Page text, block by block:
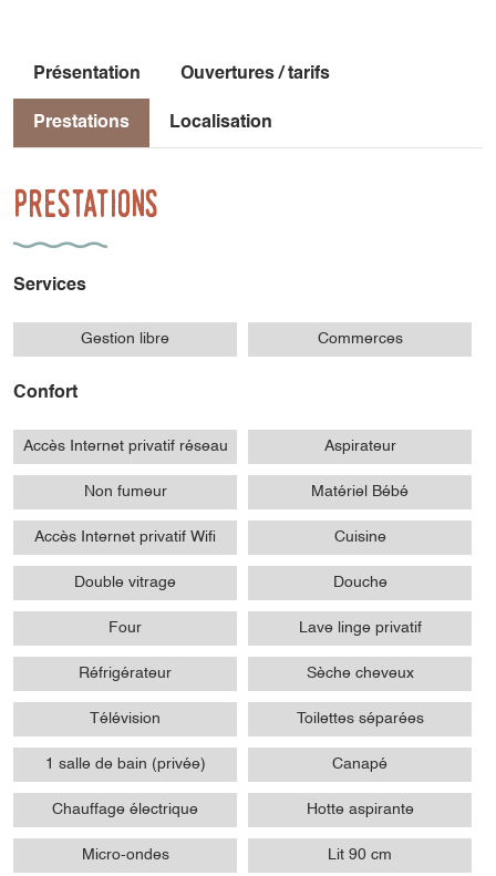
Présentation Ouvertures / tarifs
Prestations Localisation
Prestations
Services
Gestion libre Commerces
Confort
Accès Internet privatif réseau Aspirateur
Non fumeur Matériel Bébé
Accès Internet privatif Wifi Cuisine
Double vitrage Douche
Four Lave linge privatif
Réfrigérateur Sèche cheveux
Télévision Toilettes séparées
1 salle de bain (privée) Canapé
Chauffage électrique Hotte aspirante
Micro-ondes Lit 90 cm